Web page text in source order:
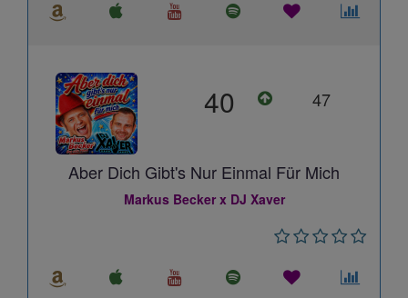
40 47
Aber Dich Gibt's Nur Einmal Für Mich
Markus Becker x DJ Xaver